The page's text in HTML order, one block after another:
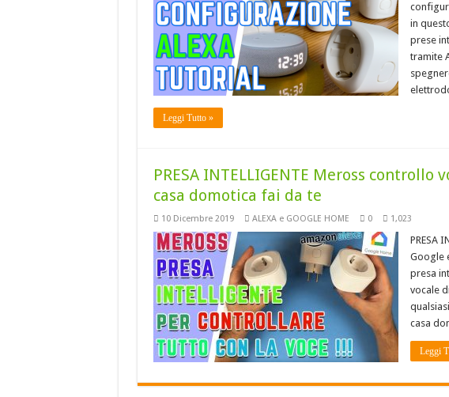
in
prese
tramite
Leggi Tutto »
PRESA INTELLIGENTE Meross controllo
casa domotica fai da te
10 Dicembre 2019 ALEXA e GOOGLE HOME 0 1,023
PRESA
Google
presa
vocale
casa
Leggi